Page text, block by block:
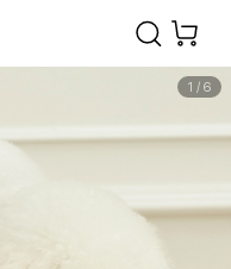
1 / 6